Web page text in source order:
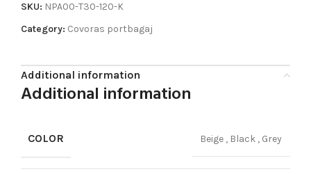
SKU: NPA00-T30-120-K
Category: Covoras portbagaj
Additional information
Additional information
COLOR Beige , Black , Grey